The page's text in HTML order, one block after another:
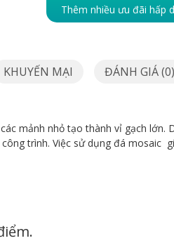
Thêm nhiều ưu đãi hấp
KHUYẾN MẠI ĐÁNH GIÁ (0)
mảnh nhỏ tạo thành vỉ gạch lớn.
trình. Việc sử dụng đá mosaic